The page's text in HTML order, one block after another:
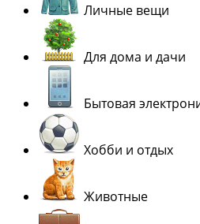
Личные вещи
Для дома и дачи
Бытовая
Хобби и отдых
Животные